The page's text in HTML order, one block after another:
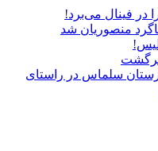
در فینال می‌برد!
منصوریان شد
برگشت
سلماس در راستای